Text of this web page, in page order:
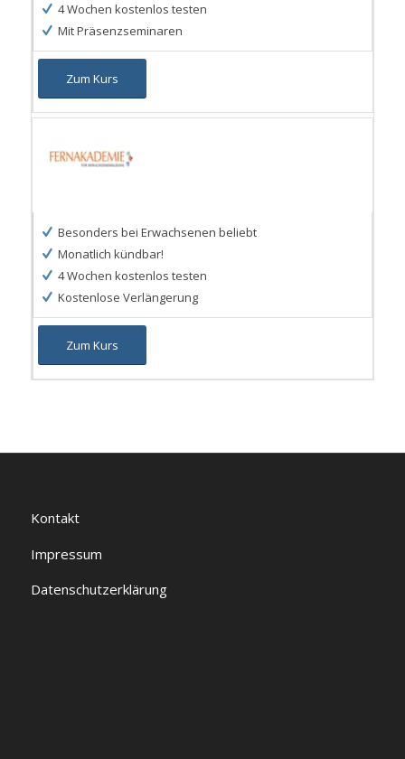
4 Wochen kostenlos testen
Mit Präsenzseminaren
Zum Kurs
Besonders bei Erwachsenen beliebt
Monatlich kündbar!
4 Wochen kostenlos testen
Kostenlose Verlängerung
Zum Kurs
Kontakt
Impressum
Datenschutzerklärung